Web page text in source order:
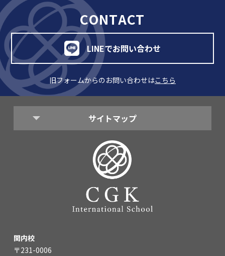
CONTACT
LINEでお問い合わせ
旧フォームからのお問い合わせはこちら
サイトマップ
関内校
〒231-0006